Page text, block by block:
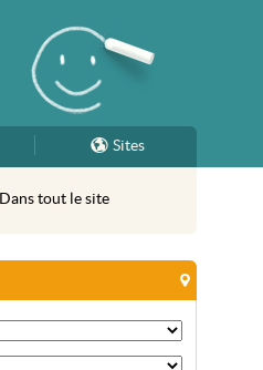
Sites
Dans tout le site